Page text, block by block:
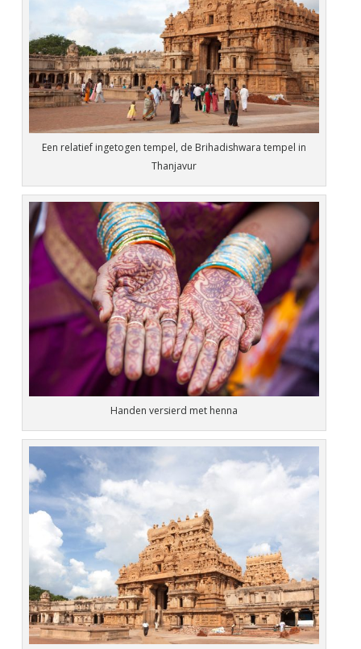
Een relatief ingetogen tempel, de Brihadishwara tempel in
Thanjavur
Handen versierd met henna